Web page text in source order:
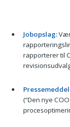
Jobopslag:Vær
rapporterer til
(“Den nye